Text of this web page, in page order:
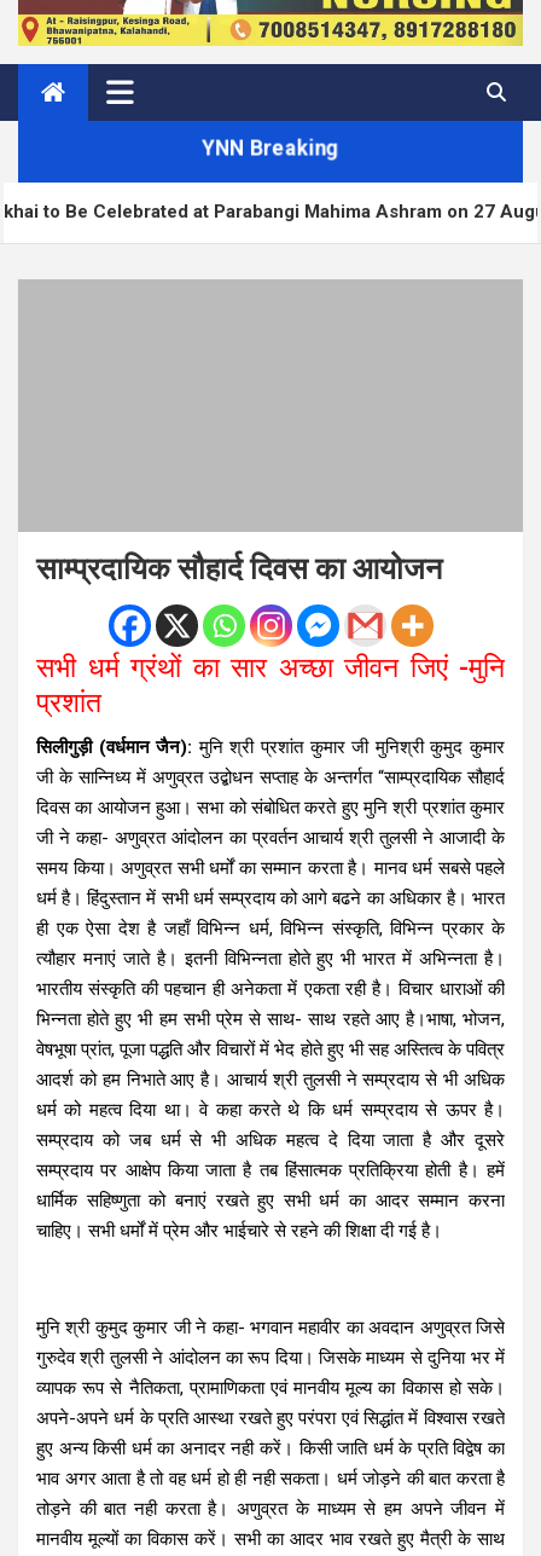
YNN Breaking
at Parabangi Mahima Ashram on 27 August
साम्प्रदायिक सौहार्द दिवस का आयोजन
सभी धर्म ग्रंथों का सार अच्छा जीवन जिएं -मुनि
प्रशांत
सिलीगुड़ी (वर्धमान जैन): मुनि श्री प्रशांत कुमार जी मुनिश्री कुमुद कुमार
जी के सान्निध्य में अणुव्रत उद्बोधन सप्ताह के अन्तर्गत “साम्प्रदायिक सौहार्द
दिवस का आयोजन हुआ। सभा को संबोधित करते हुए मुनि श्री प्रशांत कुमार
जी ने कहा- अणुव्रत आंदोलन का प्रवर्तन आचार्य श्री तुलसी ने आजादी के
समय किया। अणुव्रत सभी धर्मों का सम्मान करता है। मानव धर्म सबसे पहले
धर्म है। हिंदुस्तान में सभी धर्म सम्प्रदाय को आगे बढने का अधिकार है। भारत
ही एक ऐसा देश है जहाँ विभिन्न धर्म, विभिन्न संस्कृति, विभिन्न प्रकार के
त्यौहार मनाएं जाते है। इतनी विभिन्नता होते हुए भी भारत में अभिन्नता है।
भारतीय संस्कृति की पहचान ही अनेकता में एकता रही है। विचार धाराओं की
भिन्नता होते हुए भी हम सभी प्रेम से साथ- साथ रहते आए है।भाषा, भोजन,
वेषभूषा प्रांत, पूजा पद्धति और विचारों में भेद होते हुए भी सह अस्तित्व के पवित्र
आदर्श को हम निभाते आए है। आचार्य श्री तुलसी ने सम्प्रदाय से भी अधिक
धर्म को महत्व दिया था। वे कहा करते थे कि धर्म सम्प्रदाय से ऊपर है।
सम्प्रदाय को जब धर्म से भी अधिक महत्व दे दिया जाता है और दूसरे
सम्प्रदाय पर आक्षेप किया जाता है तब हिंसात्मक प्रतिक्रिया होती है। हमें
धार्मिक सहिष्णुता को बनाएं रखते हुए सभी धर्म का आदर सम्मान करना
चाहिए। सभी धर्मों में प्रेम और भाईचारे से रहने की शिक्षा दी गई है।
मुनि श्री कुमुद कुमार जी ने कहा- भगवान महावीर का अवदान अणुव्रत जिसे
गुरुदेव श्री तुलसी ने आंदोलन का रूप दिया। जिसके माध्यम से दुनिया भर में
व्यापक रूप से नैतिकता, प्रामाणिकता एवं मानवीय मूल्य का विकास हो सके।
अपने-अपने धर्म के प्रति आस्था रखते हुए परंपरा एवं सिद्धांत में विश्वास रखते
हुए अन्य किसी धर्म का अनादर नही करें। किसी जाति धर्म के प्रति विद्वेष का
भाव अगर आता है तो वह धर्म हो ही नही सकता। धर्म जोड़ने की बात करता है
तोड़ने की बात नही करता है। अणुव्रत के माध्यम से हम अपने जीवन में
मानवीय मूल्यों का विकास करें। सभी का आदर भाव रखते हुए मैत्री के साथ